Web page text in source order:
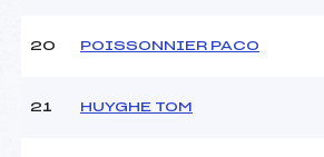
20 POISSONNIER PACO
21 HUYGHE TOM